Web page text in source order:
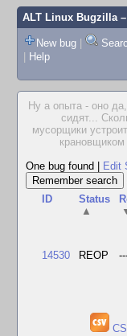
ALT Linux Bugzilla–
New bug |
| Help
Ну а опыта - оно
сидят...
мусорщики
One bug found
Edit
ID
Status
▲
14530 REOP